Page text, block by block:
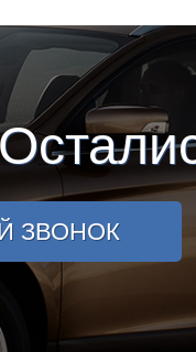
ЗВОНОК